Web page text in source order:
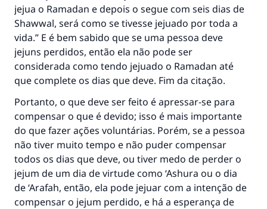
jejua o Ramadan e depois o segue com seis dias de
Shawwal, será como se tivesse jejuado por toda a
vida.” E é bem sabido que se uma pessoa deve
jejuns perdidos, então ela não pode ser
considerada como tendo jejuado o Ramadan até
que complete os dias que deve. Fim da citação.
Portanto, o que deve ser feito é apressar-se para
compensar o que é devido; isso é mais importante
do que fazer ações voluntárias. Porém, se a pessoa
não tiver muito tempo e não puder compensar
todos os dias que deve, ou tiver medo de perder o
jejum de um dia de virtude como ‘Ashura ou o dia
de ‘Arafah, então, ela pode jejuar com a intenção de
compensar o jejum perdido, e há a esperança de